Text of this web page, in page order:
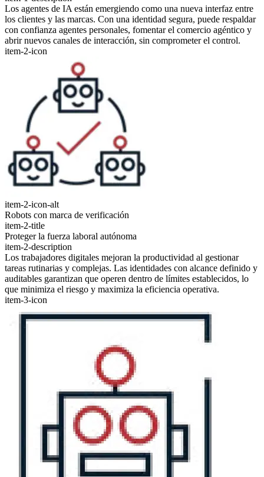
Los agentes de IA están emergiendo como una nueva interfaz entre
los clientes y las marcas. Con una identidad segura, puede respaldar
con confianza agentes personales, fomentar el comercio agéntico y
abrir nuevos canales de interacción, sin comprometer el control.
item-2-icon
item-2-icon-alt
Robots con marca de verificación
item-2-title
Proteger la fuerza laboral autónoma
item-2-description
Los trabajadores digitales mejoran la productividad al gestionar
tareas rutinarias y complejas. Las identidades con alcance definido y
auditables garantizan que operen dentro de límites establecidos, lo
que minimiza el riesgo y maximiza la eficiencia operativa.
item-3-icon